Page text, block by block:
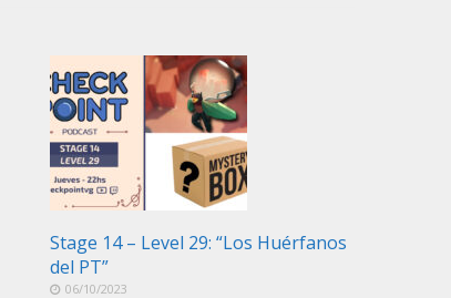
Stage 14 – Level 29: “Los Huérfanos
del PT”
06/10/2023